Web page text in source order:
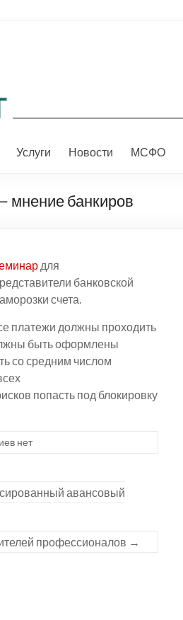
Услуги Новости МСФО
мнение банкиров
для
банковской
счета.
платежи должны проходить
быть оформлены
со средним числом
попасть под блокировку
нет
авансовый
профессионалов →